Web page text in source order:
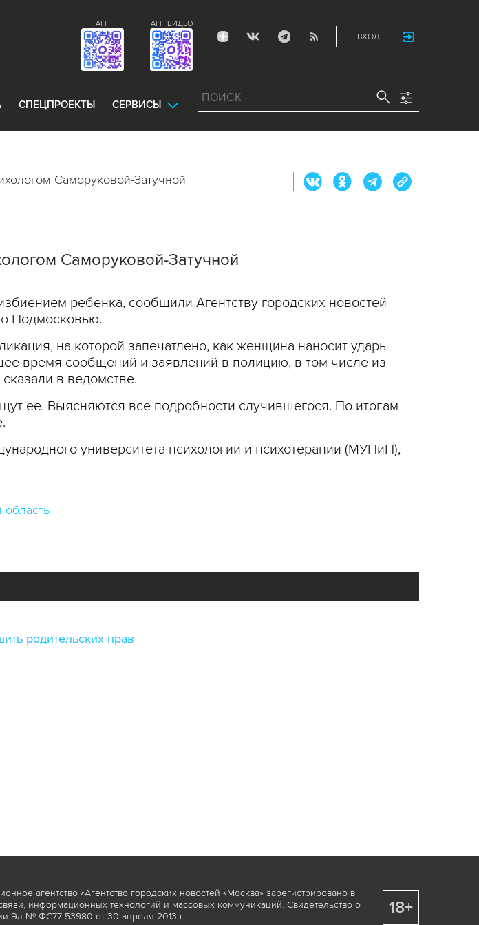
ВХОД
АГН ВИДЕО
АГН
СПЕЦПРОЕКТЫ СЕРВИСЫ
Саморуковой-Затучной
Саморуковой-Затучной
ребенка, сообщили Агентству городских новостей
Подмосковью.
на которой запечатлено, как женщина наносит удары
время сообщений и заявлений в полицию, в том числе из
в ведомстве.
ее. Выясняются все подробности случившегося. По итогам
университета психологии и психотерапии (МУПиП),
область
родительских прав
агентство «Агентство городских новостей «Москва» зарегистрировано в
информационных технологий и массовых коммуникаций. Свидетельство о
Эл № ФС77-53980 от 30 апреля 2013 г.
18+